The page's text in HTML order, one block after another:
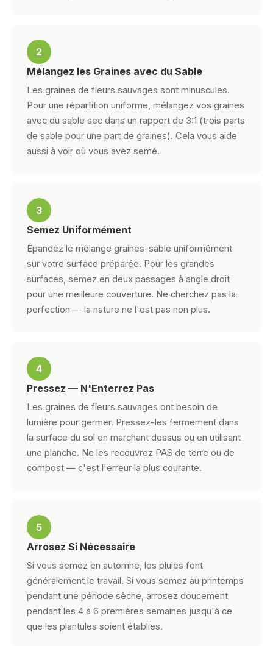
2
Mélangez les Graines avec du Sable
Les graines de fleurs sauvages sont minuscules.
Pour une répartition uniforme, mélangez vos graines
avec du sable sec dans un rapport de 3:1 (trois parts
de sable pour une part de graines). Cela vous aide
aussi à voir où vous avez semé.
3
Semez Uniformément
Épandez le mélange graines-sable uniformément
sur votre surface préparée. Pour les grandes
surfaces, semez en deux passages à angle droit
pour une meilleure couverture. Ne cherchez pas la
perfection — la nature ne l'est pas non plus.
4
Pressez — N'Enterrez Pas
Les graines de fleurs sauvages ont besoin de
lumière pour germer. Pressez-les fermement dans
la surface du sol en marchant dessus ou en utilisant
une planche. Ne les recouvrez PAS de terre ou de
compost — c'est l'erreur la plus courante.
5
Arrosez Si Nécessaire
Si vous semez en automne, les pluies font
généralement le travail. Si vous semez au printemps
pendant une période sèche, arrosez doucement
pendant les 4 à 6 premières semaines jusqu'à ce
que les plantules soient établies.